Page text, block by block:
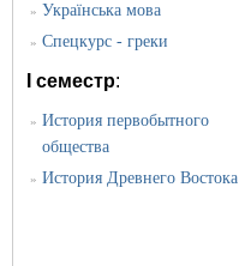
» Українська мова
» Спецкурс - греки
I семестр:
» История первобытного
общества
» История Древнего Востока